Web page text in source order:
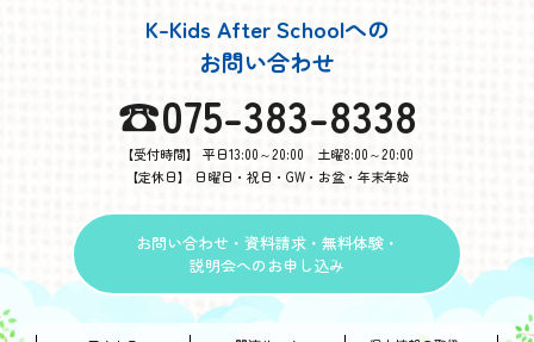
K-Kids After Schoolへの
お問い合わせ
☎︎075-383-8338
【受付時間】 平日13:00～20:00 土曜8:00～20:00
【定休日】 日曜日・祝日・GW・お盆・年末年始
お問い合わせ・資料請求・無料体験・
説明会へのお申し込み